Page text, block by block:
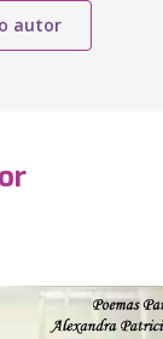
autor